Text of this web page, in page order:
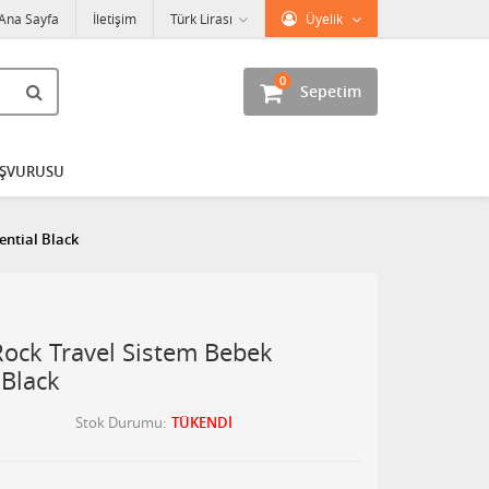
Üyelik
Türk Lirası
Sayfa İletişim
Sepetim
0
Black
Travel Sistem Bebek
Stok Durumu TÜKENDİ